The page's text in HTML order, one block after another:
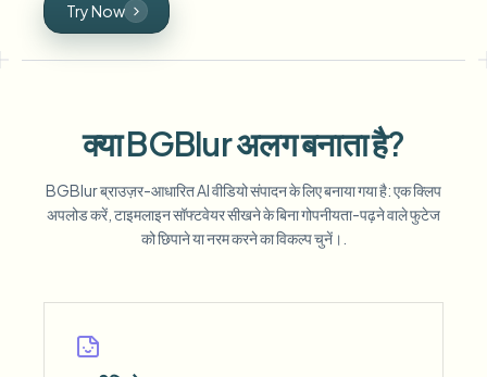
Try Now
क्या BGBlur अलग बनाता है?
BGBlur ब्राउज़र-आधारित AI वीडियो संपादन के लिए बनाया गया है: एक क्लिप
अपलोड करें, टाइमलाइन सॉफ्टवेयर सीखने के बिना गोपनीयता-पढ़ने वाले फुटेज
को छिपाने या नरम करने का विकल्प चुनें।.